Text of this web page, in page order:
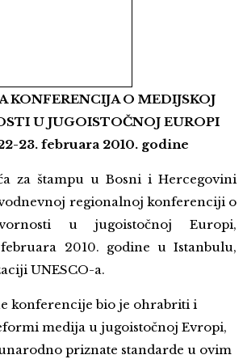
KONFERENCIJA O MEDIJSKOJ
U JUGOISTOČNOJ EUROPI
23. februara 2010. godine
za štampu u Bosni i Hercegovini
regionalnoj konferenciji o
u jugoistočnoj Europi,
2010. godine u Istanbulu,
UNESCO-a.
konferencije bio je ohrabriti i
medija u jugoistočnoj Evropi,
priznate standarde u ovim